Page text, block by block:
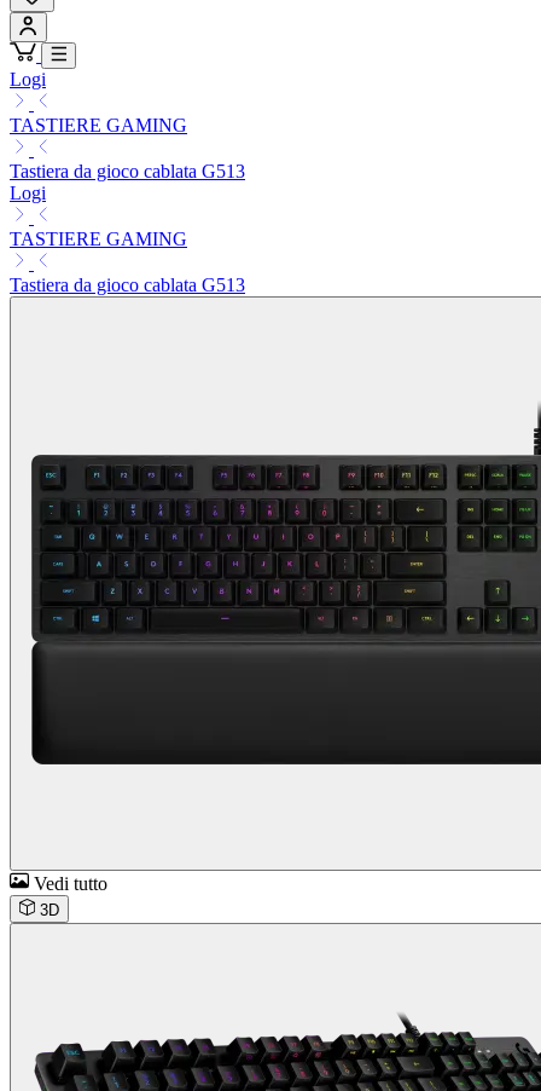
Logi
TASTIERE GAMING
Tastiera da gioco cablata G513
Logi
TASTIERE GAMING
Tastiera da gioco cablata G513
Vedi tutto
3D